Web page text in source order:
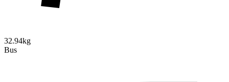
32.94kg
Bus